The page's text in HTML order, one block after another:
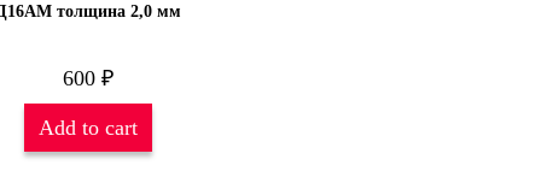
толщина 2,0 мм
600 ₽
Add to cart